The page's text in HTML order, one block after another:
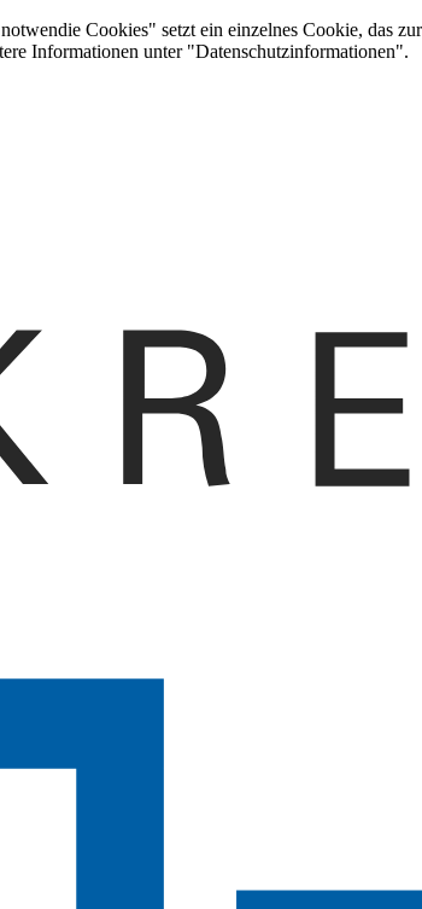
Cookies" setzt ein einzelnes Cookie, das
Informationen unter "Datenschutzinformationen".